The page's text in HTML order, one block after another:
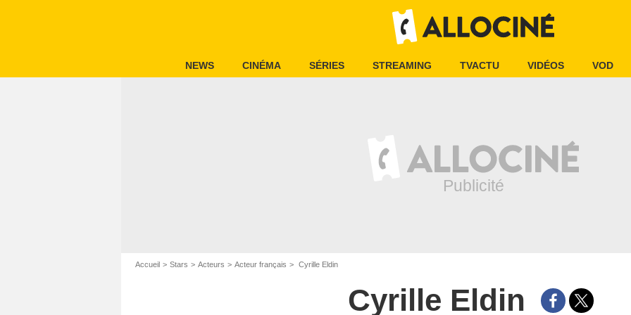
NEWS CINÉMA SÉRIES STREAMING TVACTU VIDÉOS VOD
Accueil Stars Acteurs Acteur français Cyrille Eldin
Cyrille Eldin